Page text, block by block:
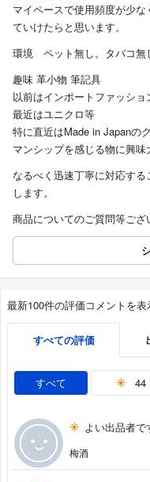
マイペースで使用頻度が少
ていけたらと思います。
環境 ペット無し。タバコ無
趣味 革小物 筆記具
以前はインポートファッショ
最近はユニクロ等
特に直近はMade in Japanの
マンシップを感じる物に興味
なるべく迅速丁寧に対応す
します。
商品についてのご質問等ござ
最新100件の評価コメントを
すべての評価
すべて 44
よい出品者で
梅酒